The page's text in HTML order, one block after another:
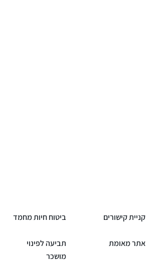
קניית קישורים ביטוח חיות מחמד
אתר מאומת
תביעה לפינוי
מושכר